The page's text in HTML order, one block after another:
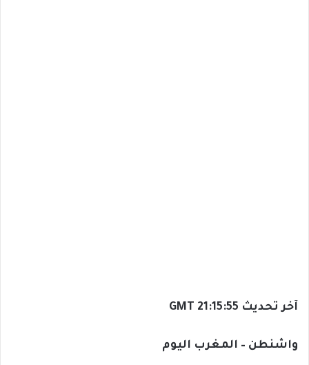
آخر تحديث 21:15:55 GMT
واشنطن – المغرب اليوم